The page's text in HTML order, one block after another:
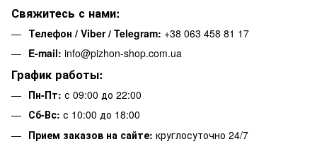
Свяжитесь с нами:
Телефон / Viber / Telegram: +38 063 458 81 17
E-mail: info@pizhon-shop.com.ua
График работы:
Пн-Пт: с 09:00 до 22:00
Сб-Вс: с 10:00 до 18:00
Прием заказов на сайте: круглосуточно 24/7